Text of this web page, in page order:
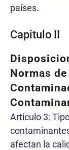
países.
Capitulo II
Normas
Artículo 3:
afectan la